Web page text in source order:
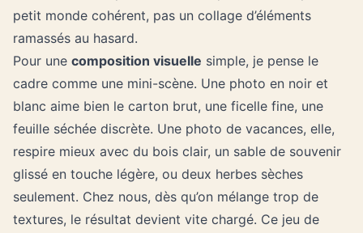
petit monde cohérent, pas un collage d’éléments
ramassés au hasard.
Pour une composition visuelle simple, je pense le
cadre comme une mini-scène. Une photo en noir et
blanc aime bien le carton brut, une ficelle fine, une
feuille séchée discrète. Une photo de vacances, elle,
respire mieux avec du bois clair, un sable de souvenir
glissé en touche légère, ou deux herbes sèches
seulement. Chez nous, dès qu’on mélange trop de
textures, le résultat devient vite chargé. Ce jeu de